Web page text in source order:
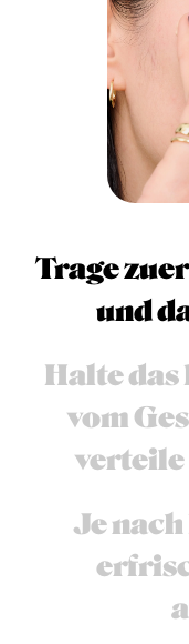
Trage
und
Halte das
vom
Je